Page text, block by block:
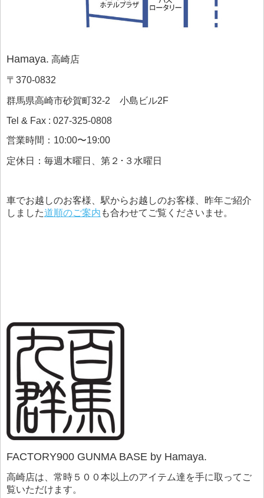
Hamaya. 高崎店
〒370-0832
群馬県高崎市砂賀町32-2 小島ビル2F
Tel & Fax : 027-325-0808
営業時間：10:00〜19:00
定休日：毎週木曜日、第２･３水曜日
車でお越しのお客様、駅からお越しのお客様、昨年ご紹介
しました道順のご案内 も合わせてご覧くださいませ。
FACTORY900 GUNMA BASE by Hamaya.
高崎店は、常時５００本以上のアイテム達を手に取ってご
覧いただけます。